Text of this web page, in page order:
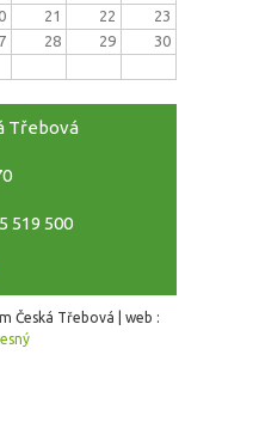
21 22
23
28 29
30
Třebová
519 500
Česká Třebová | web :